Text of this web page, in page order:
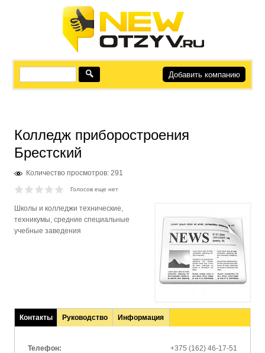
Добавить компанию
Колледж приборостроения
Брестский
Количество просмотров: 291
Голосов еще нет
Школы и колледжи технические,
техникумы, средние специальные
учебные заведения
Контакты
(активная
Руководство Информация
Телефон:
+375 (162) 46-17-51